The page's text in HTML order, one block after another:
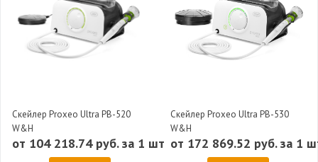
Скейлер Proxeo Ultra PB-520
W&H
от 104 218.74 руб. за 1 шт
Скейлер Proxeo Ultra PB-530
W&H
от 172 869.52 руб. за 1